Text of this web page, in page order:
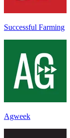
Successful Farming
Agweek